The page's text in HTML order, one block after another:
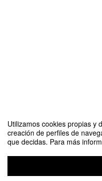
Utilizamos cookies propias y
creación de perfiles de
que decidas. Para más